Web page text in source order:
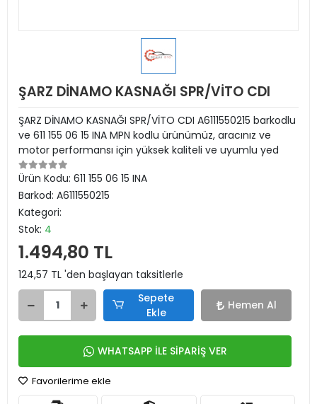
ŞARZ DİNAMO KASNAĞI SPR/VİTO CDI
ŞARZ DİNAMO KASNAĞI SPR/VİTO CDI A6111550215 barkodlu
ve 611 155 06 15 INA MPN kodlu ürünümüz, aracınız ve
motor performansı için yüksek kaliteli ve uyumlu yed
Ürün Kodu: 611 155 06 15 INA
Barkod: A6111550215
Kategori:
Stok: 4
1.494,80 TL
124,57 TL 'den başlayan taksitlerle
Sepete
Ekle
Hemen Al
WHATSAPP İLE SİPARİŞ VER
Favorilerime ekle